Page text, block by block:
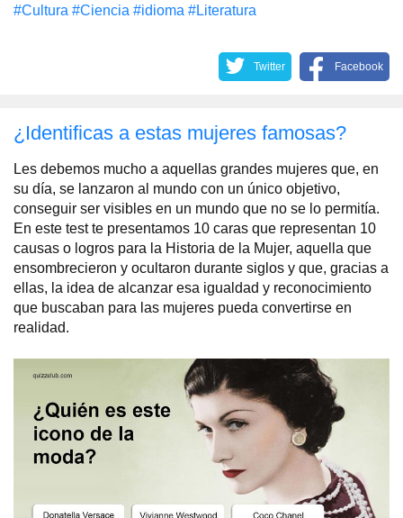
#Cultura #Сiencia #idioma #Literatura
Twitter Facebook
¿Identificas a estas mujeres famosas?
Les debemos mucho a aquellas grandes mujeres que, en
su día, se lanzaron al mundo con un único objetivo,
conseguir ser visibles en un mundo que no se lo permitía.
En este test te presentamos 10 caras que representan 10
causas o logros para la Historia de la Mujer, aquella que
ensombrecieron y ocultaron durante siglos y que, gracias a
ellas, la idea de alcanzar esa igualdad y reconocimiento
que buscaban para las mujeres pueda convertirse en
realidad.